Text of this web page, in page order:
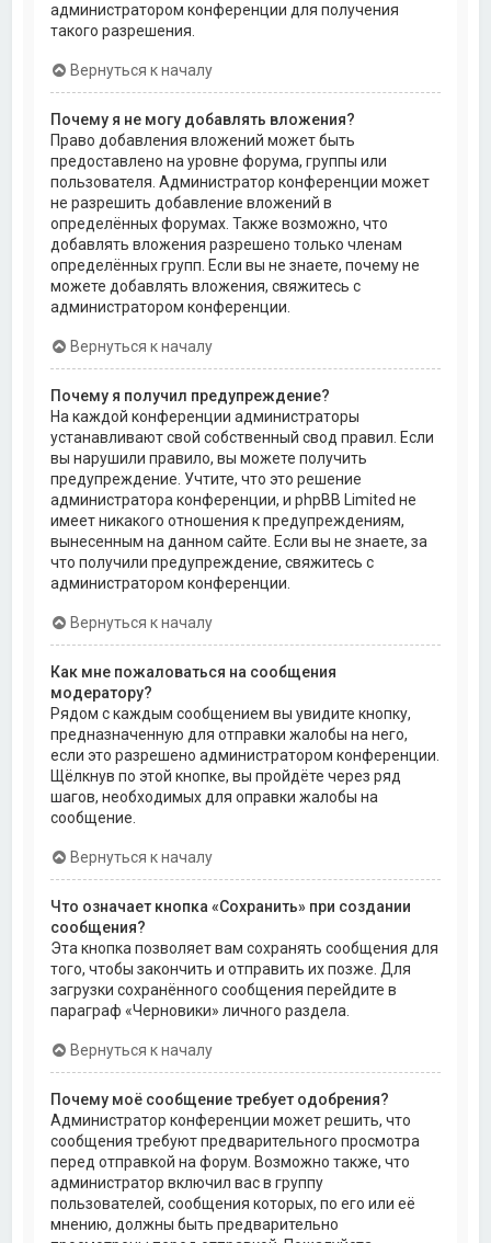
администратором конференции для получения
такого разрешения.
Вернуться к началу
Почему я не могу добавлять вложения?
Право добавления вложений может быть
предоставлено на уровне форума, группы или
пользователя. Администратор конференции может
не разрешить добавление вложений в
определённых форумах. Также возможно, что
добавлять вложения разрешено только членам
определённых групп. Если вы не знаете, почему не
можете добавлять вложения, свяжитесь с
администратором конференции.
Вернуться к началу
Почему я получил предупреждение?
На каждой конференции администраторы
устанавливают свой собственный свод правил. Если
вы нарушили правило, вы можете получить
предупреждение. Учтите, что это решение
администратора конференции, и phpBB Limited не
имеет никакого отношения к предупреждениям,
вынесенным на данном сайте. Если вы не знаете, за
что получили предупреждение, свяжитесь с
администратором конференции.
Вернуться к началу
Как мне пожаловаться на сообщения
модератору?
Рядом с каждым сообщением вы увидите кнопку,
предназначенную для отправки жалобы на него,
если это разрешено администратором конференции.
Щёлкнув по этой кнопке, вы пройдёте через ряд
шагов, необходимых для оправки жалобы на
сообщение.
Вернуться к началу
Что означает кнопка «Сохранить» при создании
сообщения?
Эта кнопка позволяет вам сохранять сообщения для
того, чтобы закончить и отправить их позже. Для
загрузки сохранённого сообщения перейдите в
параграф «Черновики» личного раздела.
Вернуться к началу
Почему моё сообщение требует одобрения?
Администратор конференции может решить, что
сообщения требуют предварительного просмотра
перед отправкой на форум. Возможно также, что
администратор включил вас в группу
пользователей, сообщения которых, по его или её
мнению, должны быть предварительно